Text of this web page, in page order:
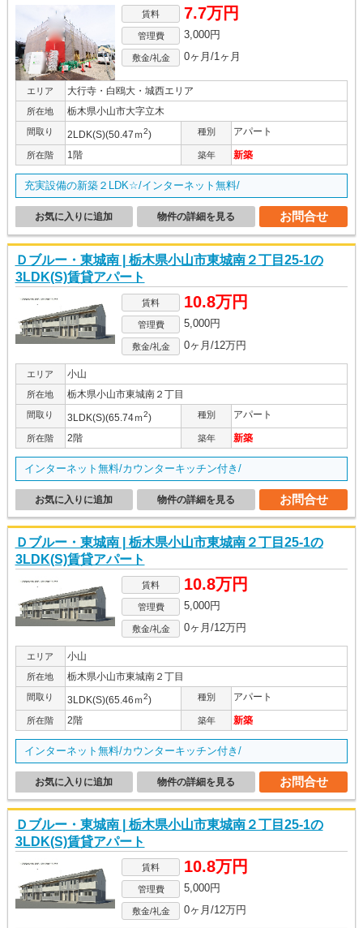
賃料 7.7万円
管理費 3,000円
敷金/礼金 0ヶ月/1ヶ月
エリア 大行寺・白鴎大・城西エリア
所在地 栃木県小山市大字立木
間取り 2LDK(S)(50.47ｍ2) 種別 アパート
所在階 1階 築年 新築
充実設備の新築２LDK☆/インターネット無料/
お問合せ
物件の詳細を見る
お気に入りに追加
Ｄブルー・東城南 | 栃木県小山市東城南２丁目25-1の
3LDK(S)賃貸アパート
賃料 10.8万円
管理費 5,000円
敷金/礼金 0ヶ月/12万円
エリア 小山
所在地 栃木県小山市東城南２丁目
間取り 3LDK(S)(65.74ｍ2) 種別 アパート
所在階 2階 築年 新築
インターネット無料/カウンターキッチン付き/
お問合せ
物件の詳細を見る
お気に入りに追加
Ｄブルー・東城南 | 栃木県小山市東城南２丁目25-1の
3LDK(S)賃貸アパート
賃料 10.8万円
管理費 5,000円
敷金/礼金 0ヶ月/12万円
エリア 小山
所在地 栃木県小山市東城南２丁目
間取り 3LDK(S)(65.46ｍ2) 種別 アパート
所在階 2階 築年 新築
インターネット無料/カウンターキッチン付き/
お問合せ
物件の詳細を見る
お気に入りに追加
Ｄブルー・東城南 | 栃木県小山市東城南２丁目25-1の
3LDK(S)賃貸アパート
賃料 10.8万円
管理費 5,000円
敷金/礼金 0ヶ月/12万円